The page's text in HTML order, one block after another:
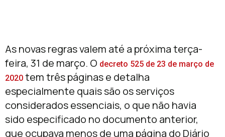
As novas regras valem até a próxima terça-
feira, 31 de março. O decreto 525 de 23 de março de
2020 tem três páginas e detalha
especialmente quais são os serviços
considerados essenciais, o que não havia
sido especificado no documento anterior,
que ocupava menos de uma página do Diário